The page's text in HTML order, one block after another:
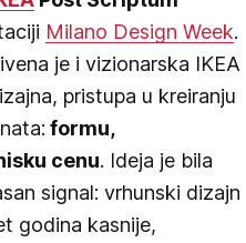
Milano Design Week.
je i vizionarska IKEA
pristupa u kreiranju
formu,
cenu. Ideja je bila
signal: vrhunski dizajn
godina kasnije,